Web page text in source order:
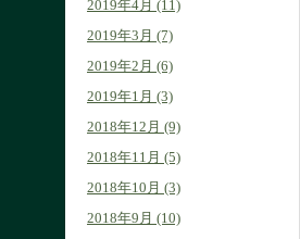
2019年4月 (11)
2019年3月 (7)
2019年2月 (6)
2019年1月 (3)
2018年12月 (9)
2018年11月 (5)
2018年10月 (3)
2018年9月 (10)